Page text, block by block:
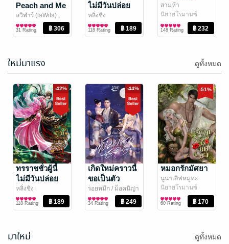
Peach and Me
ลวิฬาร์ (laWila) ,
Somethingsblue/
Sunflower Book
นิยายวาย Boy
Love / Yaoi
31 Rating
ไม่มีวันปล่อย
เจ้าไป
หลิ่งชิง
นิยายรักจีนโบราณ
118 Rating
สามห้า
นิยายโรมานซ์
148 Rating
ทรวง
กระต่ายเงาจันทร์
นิยายรัก
105 Rating
ทะลุมิติมาเป็น
พระเอกที่ผิดต่อ
คนทั้งใต้หล้า
และผิดต่อเจ้า
แบบพิเศษใส่ไข่
เล่ม2 [จบ]
DarkQueenLiLith
นิยายวาย Boy
Love / Yaoi
88 Rating
ใหม่มาแรง ดูทั้งหมด
-42%
ทรราชชั่วผู้นี้
ไม่มีวันปล่อย
เจ้าไป
หลิ่งชิง
นิยายรักจีนโบราณ
118 Rating
-44%
เกิดใหม่คราวนี้
ขอเป็นตัว
มารดาไร้ใจ
รอยหมึก / ม็อคนิญ่า
นิยายรัก
34 Rating
-51%
หมอกรักมัศยา
นูน่าเลิฟหมูทะ
นิยายโรมานซ์
60 Rating
มาใหม่ ดูทั้งหมด